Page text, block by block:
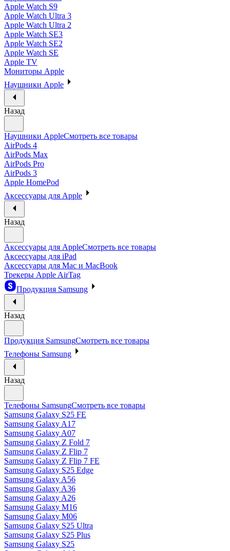
Apple Watch S9
Apple Watch Ultra 3
Apple Watch Ultra 2
Apple Watch SE3
Apple Watch SE2
Apple Watch SE
Apple TV
Мониторы Apple
Наушники Apple
Назад
Наушники AppleСмотреть все товары
AirPods 4
AirPods Max
AirPods Pro
AirPods 3
Apple HomePod
Аксессуары для Apple
Назад
Аксессуары для AppleСмотреть все товары
Аксессуары для iPad
Аксессуары для Mac и MacBook
Трекеры Apple AirTag
Продукция Samsung
Назад
Продукция SamsungСмотреть все товары
Телефоны Samsung
Назад
Телефоны SamsungСмотреть все товары
Samsung Galaxy S25 FE
Samsung Galaxy A17
Samsung Galaxy A07
Samsung Galaxy Z Fold 7
Samsung Galaxy Z Flip 7
Samsung Galaxy Z Flip 7 FE
Samsung Galaxy S25 Edge
Samsung Galaxy A56
Samsung Galaxy A36
Samsung Galaxy A26
Samsung Galaxy M16
Samsung Galaxy M06
Samsung Galaxy S25 Ultra
Samsung Galaxy S25 Plus
Samsung Galaxy S25